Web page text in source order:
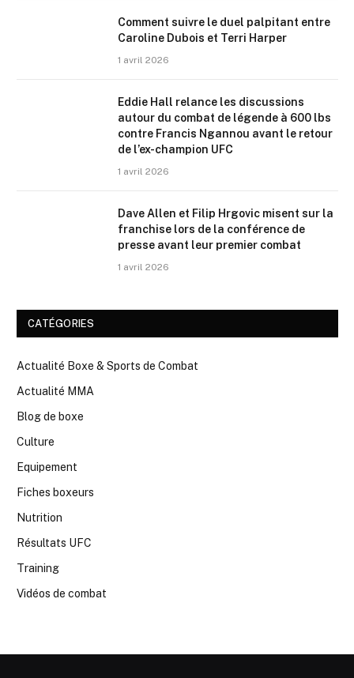
Comment suivre le duel palpitant entre
Caroline Dubois et Terri Harper
1 avril 2026
Eddie Hall relance les discussions
autour du combat de légende à 600 lbs
contre Francis Ngannou avant le retour
de l’ex-champion UFC
1 avril 2026
Dave Allen et Filip Hrgovic misent sur la
franchise lors de la conférence de
presse avant leur premier combat
1 avril 2026
CATÉGORIES
Actualité Boxe & Sports de Combat
Actualité MMA
Blog de boxe
Culture
Equipement
Fiches boxeurs
Nutrition
Résultats UFC
Training
Vidéos de combat